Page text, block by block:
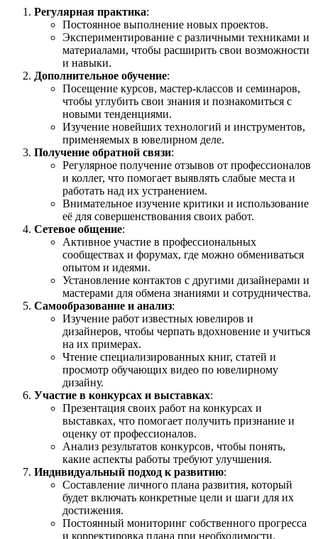
Регулярная практика:
Постоянное выполнение новых проектов.
Экспериментирование с различными техниками и
материалами, чтобы расширить свои возможности
и навыки.
Дополнительное обучение:
Посещение курсов, мастер-классов и семинаров,
чтобы углубить свои знания и познакомиться с
новыми тенденциями.
Изучение новейших технологий и инструментов,
применяемых в ювелирном деле.
Получение обратной связи:
Регулярное получение отзывов от профессионалов
и коллег, что помогает выявлять слабые места и
работать над их устранением.
Внимательное изучение критики и использование
её для совершенствования своих работ.
Сетевое общение:
Активное участие в профессиональных
сообществах и форумах, где можно обмениваться
опытом и идеями.
Установление контактов с другими дизайнерами и
мастерами для обмена знаниями и сотрудничества.
Самообразование и анализ:
Изучение работ известных ювелиров и
дизайнеров, чтобы черпать вдохновение и учиться
на их примерах.
Чтение специализированных книг, статей и
просмотр обучающих видео по ювелирному
дизайну.
Участие в конкурсах и выставках:
Презентация своих работ на конкурсах и
выставках, что помогает получить признание и
оценку от профессионалов.
Анализ результатов конкурсов, чтобы понять,
какие аспекты работы требуют улучшения.
Индивидуальный подход к развитию:
Составление личного плана развития, который
будет включать конкретные цели и шаги для их
достижения.
Постоянный мониторинг собственного прогресса
и корректировка плана при необходимости.